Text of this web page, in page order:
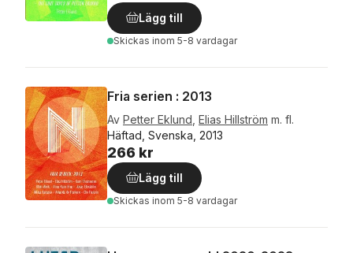
Lägg till
Skickas inom 5-8 vardagar
Fria serien : 2013
Av Petter Eklund Elias Hillström m. fl.
Häftad, Svenska, 2013
266 kr
Lägg till
Skickas inom 5-8 vardagar